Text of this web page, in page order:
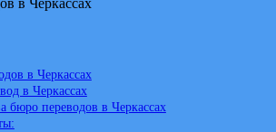
в Черкассах
в Черкассах
в Черкассах
бюро переводов в Черкассах